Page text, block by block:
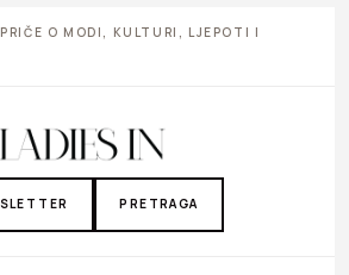
O MODI, KULTURI, LJEPOTI I
PRETRAGA